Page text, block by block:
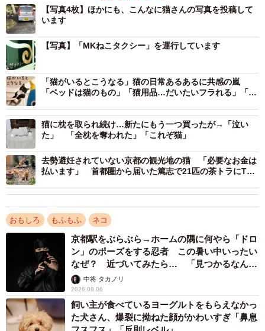
猫」というイメージが定着してきたのはなぜ？ X担当者に
聞いてみました。
【写真4枚】ほかにも、こんなに猫さんの写真を投稿して
います
【写真】「MKねこタクシー」を運行しています
「猫がいるとこうなる」猫の日常あるあるに共感の嵐
「ベッドは猫のもの」「猫用品…だいたいフラれる」「カ
猫に枕を取られ続け…新たにもう一つ買ったが→「泣い
た」 「全枕を奪われた」「これぞ猫」
去勢避妊されていない京都の観光地の猫 「必要なお金は
払います」 首都圏から届いた篤志で21匹の茶トラにTNR
おもしろ もふもふ ネコ
京都駅をぶらぶら→ホームの隅に何やら「ドロ
ン」のポーズをする忍者 この暑い中いったい
なぜ？ 近づいてみたら… 「見つかるなんて
未熟」中将 タカノリ
2026.08.06
飼い主が食べているヨーグルトをもらえなかっ
た犬さん、爆裂に拗ねた顔がかわいすぎ「鼻息